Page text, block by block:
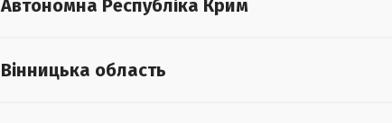
Автономна Республіка Крим
Вінницька область